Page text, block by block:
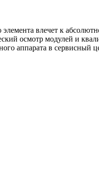
влечет к
осмотр модулей и
аппарата в сервисный